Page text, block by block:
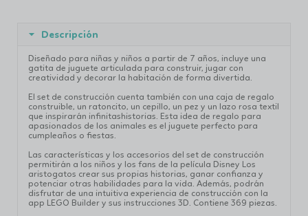
Descripción
Diseñado para niñas y niños a partir de 7 años, incluye una
gatita de juguete articulada para construir, jugar con
creatividad y decorar la habitación de forma divertida.
El set de construcción cuenta también con una caja de regalo
construible, un ratoncito, un cepillo, un pez y un lazo rosa textil
que inspirarán infinitashistorias. Esta idea de regalo para
apasionados de los animales es el juguete perfecto para
cumpleaños o fiestas.
Las características y los accesorios del set de construcción
permitirán a los niños y los fans de la película Disney Los
aristogatos crear sus propias historias, ganar confianza y
potenciar otras habilidades para la vida. Además, podrán
disfrutar de una intuitiva experiencia de construcción con la
app LEGO Builder y sus instrucciones 3D. Contiene 369 piezas.